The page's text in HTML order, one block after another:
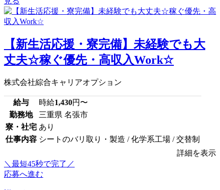
【新生活応援・寮完備】未経験でも大
丈夫☆稼ぐ優先・高収入Work☆
株式会社綜合キャリアオプション
給与 時給1,430円〜
勤務地
三重県 名張市
寮・社宅 あり
仕事内容 シートのバリ取り・製造 / 化学系工場 / 交替制
詳細を表示
＼最短45秒で完了／
応募へ進む